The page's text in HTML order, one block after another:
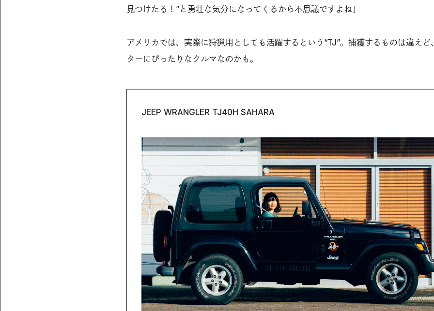
見つけたる！”と勇壮な気分になってくるから不思議ですよね」
アメリカでは、実際に狩猟用としても活躍するという“TJ”。捕獲するものは違えど
ターにぴったりなクルマなのかも。
JEEP WRANGLER TJ40H SAHARA